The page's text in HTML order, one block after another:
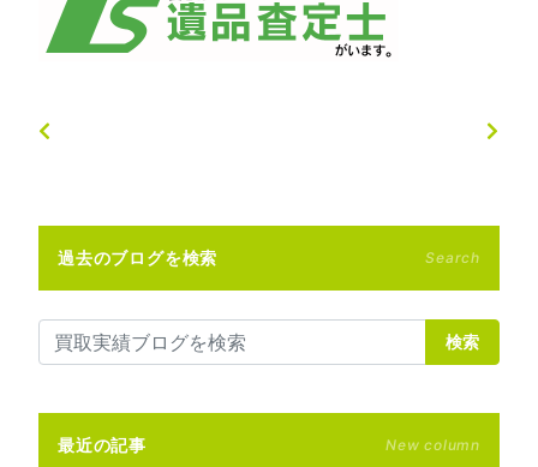
過去のブログを検索 Search
検索
最近の記事 New column